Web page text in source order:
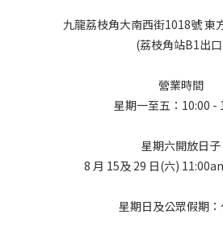
九龍荔枝角大南西街1018號 東
(荔枝角站B1出
營業時間
星期一至五：10:00 -
星期六開放日子
8 月 15及 29 日(六)
星期日及公眾假期